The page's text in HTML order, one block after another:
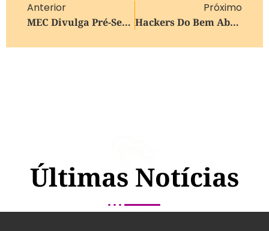
Anterior
MEC Divulga Pré-Seleção Do Fies No Primeiro Semestre
Próximo
Hackers Do Bem Abre 25 Mil Vagas Para Formação Em Cibersegurança
Últimas Notícias